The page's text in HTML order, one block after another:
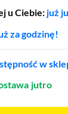
u Ciebie: już
za godzinę!
w
jutro